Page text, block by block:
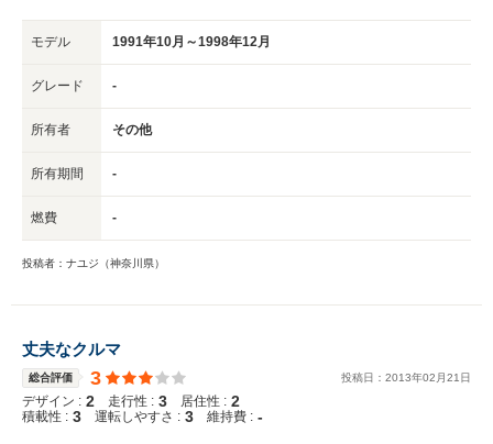
モデル 1991年10月～1998年12月
グレード -
所有者 その他
所有期間 -
燃費 -
投稿者：ナユジ（神奈川県）
丈夫なクルマ
総合評価 3 投稿日： 2013年02 月21 日
デザイン : 2 走行性 : 3 居住性 : 2
積載性 : 3 運転しやすさ : 3 維持費 : -